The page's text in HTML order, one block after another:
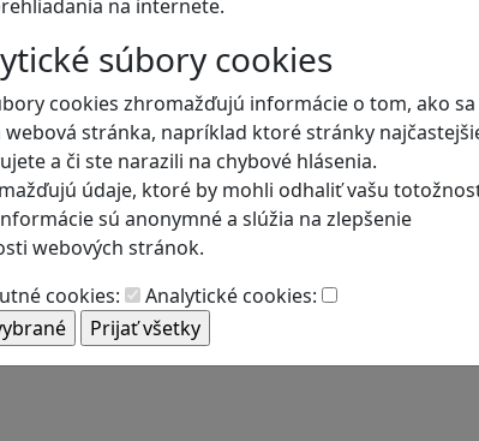
na internete.
súbory cookies
cookies zhromažďujú informácie o tom, ako sa
webová stránka, napríklad ktoré stránky
a či ste narazili na chybové hlásenia.
údaje, ktoré by mohli odhaliť vašu
sú anonymné a slúžia na zlepšenie
webových stránok.
cookies:
Analytické cookies: